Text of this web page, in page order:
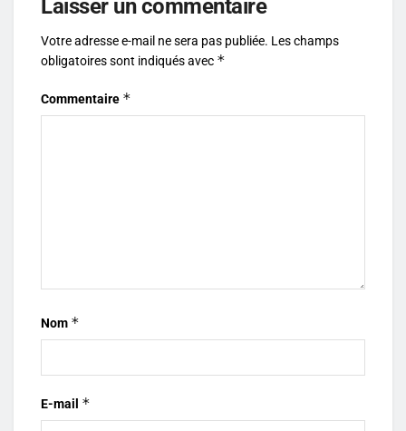
Laisser un commentaire
Votre adresse e-mail ne sera pas publiée. Les champs
obligatoires sont indiqués avec *
Commentaire *
Nom *
E-mail *